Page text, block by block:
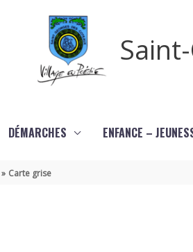
DÉMARCHES ENFANCE –
Carte grise